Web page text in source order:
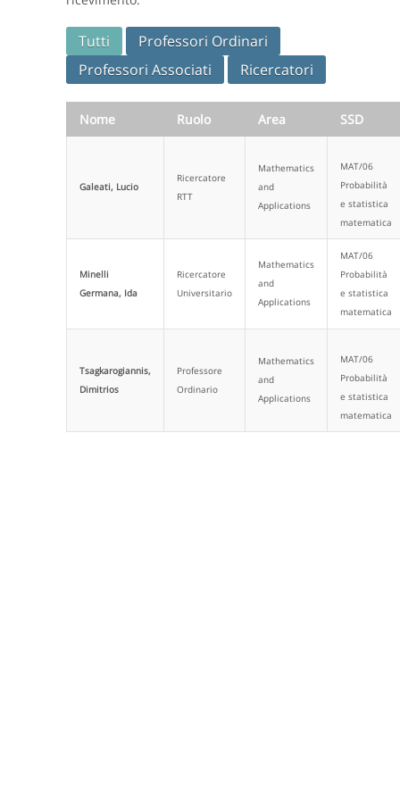
Tutti
Professori Ordinari
Professori Associati
Ricercatori
Nome Ruolo Area SSD
Galeati, Lucio
Ricercatore
RTT
Mathematics
and
Applications
MAT/06
Probabilità
e statistica
matematica
Minelli
Germana, Ida
Ricercatore
Universitario
Mathematics
and
Applications
MAT/06
Probabilità
e statistica
matematica
Tsagkarogiannis,
Dimitrios
Professore
Ordinario
Mathematics
and
Applications
MAT/06
Probabilità
e statistica
matematica